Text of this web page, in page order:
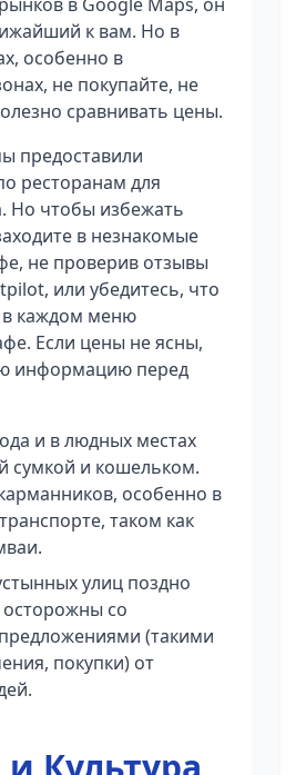
к вам. Но в
особенно в
не покупайте, не
сравнивать цены.
предоставили
ресторанам для
Но чтобы избежать
в незнакомые
не проверив отзывы
или убедитесь, что
каждом меню
Если цены не ясны,
информацию перед
и в людных местах
сумкой и кошельком.
особенно в
таком как
улиц поздно
со
(такими
покупки) от